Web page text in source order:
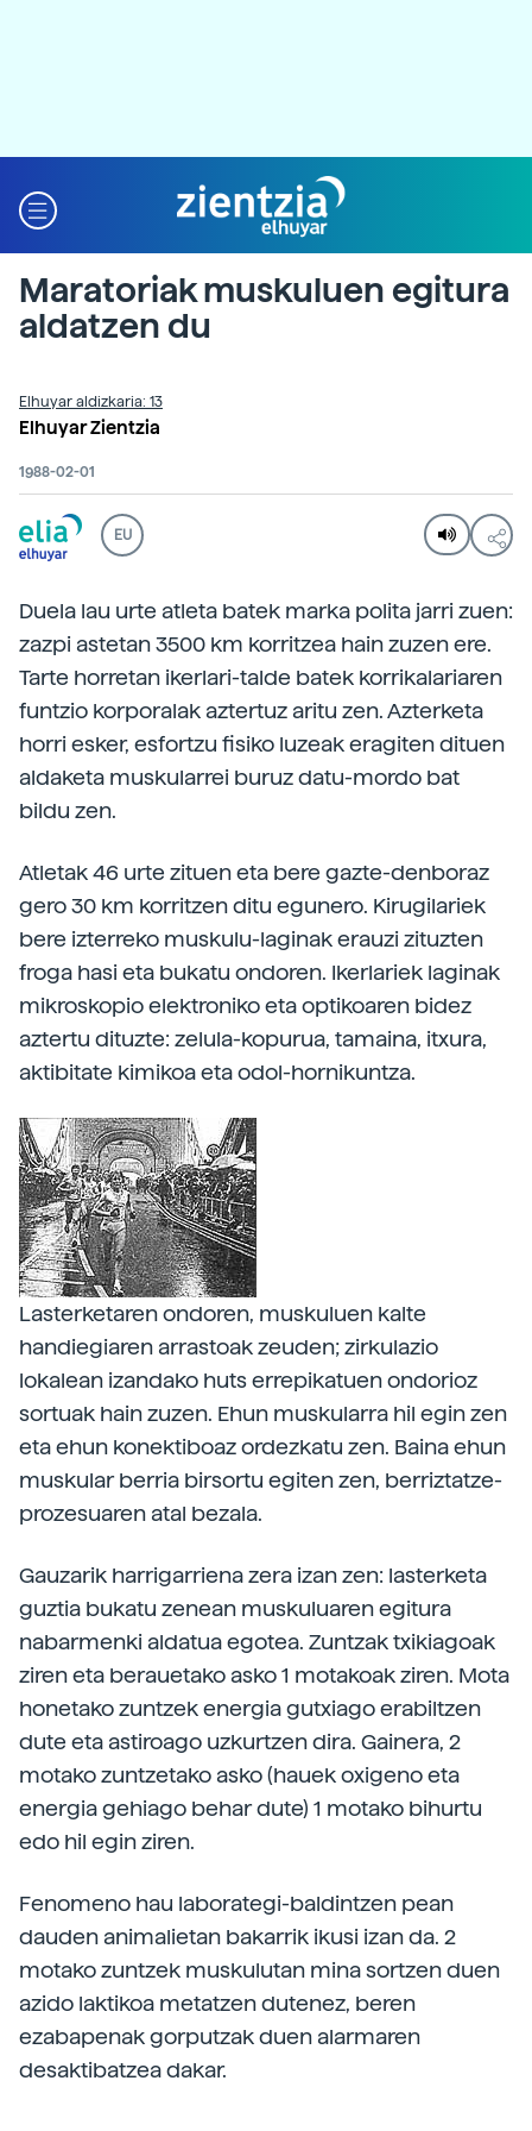
Maratoriak muskuluen egitura
aldatzen du
Elhuyar aldizkaria: 13
Elhuyar Zientzia
1988-02-01
EU
Duela lau urte atleta batek marka polita jarri zuen:
zazpi astetan 3500 km korritzea hain zuzen ere.
Tarte horretan ikerlari-talde batek korrikalariaren
funtzio korporalak aztertuz aritu zen. Azterketa
horri esker, esfortzu fisiko luzeak eragiten dituen
aldaketa muskularrei buruz datu-mordo bat
bildu zen.
Atletak 46 urte zituen eta bere gazte-denboraz
gero 30 km korritzen ditu egunero. Kirugilariek
bere izterreko muskulu-laginak erauzi zituzten
froga hasi eta bukatu ondoren. Ikerlariek laginak
mikroskopio elektroniko eta optikoaren bidez
aztertu dituzte: zelula-kopurua, tamaina, itxura,
aktibitate kimikoa eta odol-hornikuntza.
Lasterketaren ondoren, muskuluen kalte
handiegiaren arrastoak zeuden; zirkulazio
lokalean izandako huts errepikatuen ondorioz
sortuak hain zuzen. Ehun muskularra hil egin zen
eta ehun konektiboaz ordezkatu zen. Baina ehun
muskular berria birsortu egiten zen, berriztatze-
prozesuaren atal bezala.
Gauzarik harrigarriena zera izan zen: lasterketa
guztia bukatu zenean muskuluaren egitura
nabarmenki aldatua egotea. Zuntzak txikiagoak
ziren eta berauetako asko 1 motakoak ziren. Mota
honetako zuntzek energia gutxiago erabiltzen
dute eta astiroago uzkurtzen dira. Gainera, 2
motako zuntzetako asko (hauek oxigeno eta
energia gehiago behar dute) 1 motako bihurtu
edo hil egin ziren.
Fenomeno hau laborategi-baldintzen pean
dauden animalietan bakarrik ikusi izan da. 2
motako zuntzek muskulutan mina sortzen duen
azido laktikoa metatzen dutenez, beren
ezabapenak gorputzak duen alarmaren
desaktibatzea dakar.